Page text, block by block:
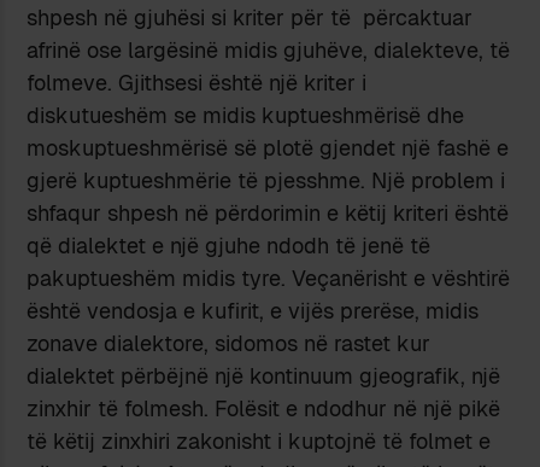
shpesh në gjuhësi si kriter për të përcaktuar
afrinë ose largësinë midis gjuhëve, dialekteve, të
folmeve. Gjithsesi është një kriter i
diskutueshëm se midis kuptueshmërisë dhe
moskuptueshmërisë së plotë gjendet një fashë e
gjerë kuptueshmërie të pjesshme. Një problem i
shfaqur shpesh në përdorimin e këtij kriteri është
që dialektet e një gjuhe ndodh të jenë të
pakuptueshëm midis tyre. Veçanërisht e vështirë
është vendosja e kufirit, e vijës prerëse, midis
zonave dialektore, sidomos në rastet kur
dialektet përbëjnë një kontinuum gjeografik, një
zinxhir të folmesh. Folësit e ndodhur në një pikë
të këtij zinxhiri zakonisht i kuptojnë të folmet e